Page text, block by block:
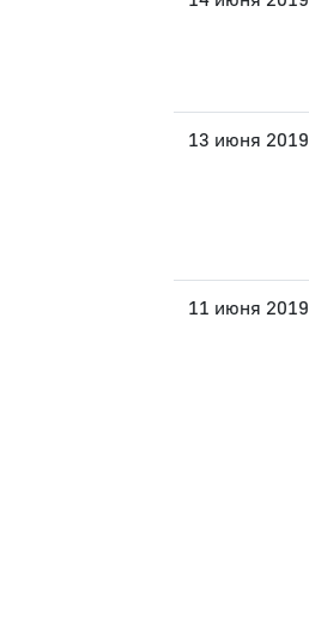
13 июня 2019
11 июня 2019